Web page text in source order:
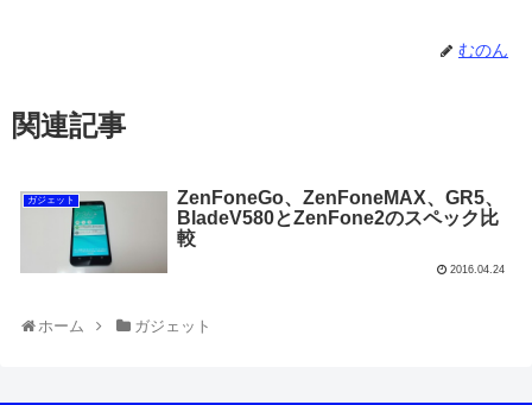
むのん
関連記事
ガジェット
ZenFoneGo、ZenFoneMAX、GR5、
BladeV580とZenFone2のスペック比
較
2016.04.24
ホーム ガジェット